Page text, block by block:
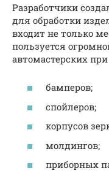
Разработчики
для обработки
входит не только
пользуется
автомастерских при
бамперов;
спойлеров;
корпусов
молдингов;
приборных